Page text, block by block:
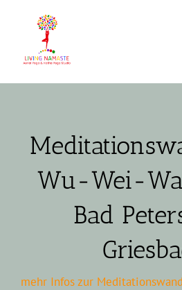
springen
Wu-Wei-
Bad
mehr Infos zur